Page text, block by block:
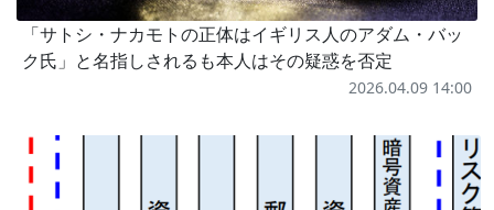
「サトシ・ナカモトの正体はイギリス人のアダム・バッ
ク氏」と名指しされるも本人はその疑惑を否定
2026.04.09 14:00